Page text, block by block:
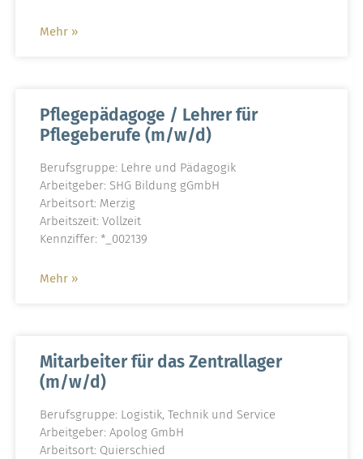
Mehr »
Pflegepädagoge / Lehrer für
Pflegeberufe (m/w/d)
Berufsgruppe: Lehre und Pädagogik
Arbeitgeber: SHG Bildung gGmbH
Arbeitsort: Merzig
Arbeitszeit: Vollzeit
Kennziffer: *_002139
Mehr »
Mitarbeiter für das Zentrallager
(m/w/d)
Berufsgruppe: Logistik, Technik und Service
Arbeitgeber: Apolog GmbH
Arbeitsort: Quierschied